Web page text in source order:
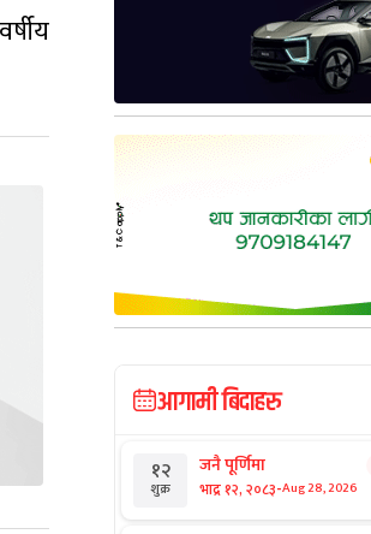
आगामी बिदाहरु
१२
शुक्र
जनै पूर्णिमा
भाद्र १२, २०८३-Aug 28, 2026